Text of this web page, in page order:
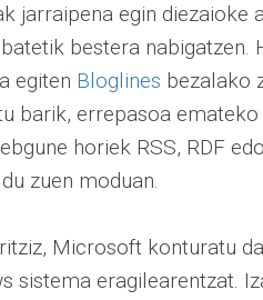
jarraipena egin
bestera nabigatzen.
egiten Bloglines bezalako
barik, errepasoa
horiek RSS, RDF
zuen moduan.
Microsoft konturatu
sistema eragilearentzat.